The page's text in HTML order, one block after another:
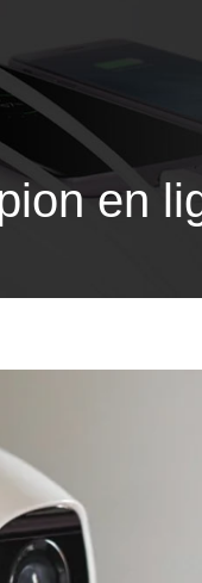
en